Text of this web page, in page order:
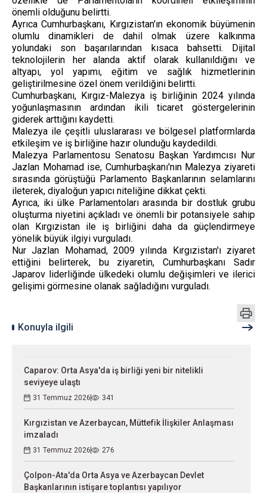
önemli olduğunu belirtti.
Ayrıca Cumhurbaşkanı, Kırgızistan'ın ekonomik büyümenin
olumlu dinamikleri de dahil olmak üzere kalkınma
yolundaki son başarılarından kısaca bahsetti. Dijital
teknolojilerin her alanda aktif olarak kullanıldığını ve
altyapı, yol yapımı, eğitim ve sağlık hizmetlerinin
geliştirilmesine özel önem verildiğini belirtti.
Cumhurbaşkanı, Kırgız-Malezya iş birliğinin 2024 yılında
yoğunlaşmasının ardından ikili ticaret göstergelerinin
giderek arttığını kaydetti.
Malezya ile çeşitli uluslararası ve bölgesel platformlarda
etkileşim ve iş birliğine hazır olunduğu kaydedildi.
Malezya Parlamentosu Senatosu Başkan Yardımcısı Nur
Jazlan Mohamad ise, Cumhurbaşkanı'nın Malezya ziyareti
sırasında görüştüğü Parlamento Başkanlarının selamlarını
ileterek, diyaloğun yapıcı niteliğine dikkat çekti.
Ayrıca, iki ülke Parlamentoları arasında bir dostluk grubu
oluşturma niyetini açıkladı ve önemli bir potansiyele sahip
olan Kırgızistan ile iş birliğini daha da güçlendirmeye
yönelik büyük ilgiyi vurguladı.
Nur Jazlan Mohamad, 2009 yılında Kırgızistan'ı ziyaret
ettiğini belirterek, bu ziyaretin, Cumhurbaşkanı Sadır
Japarov liderliğinde ülkedeki olumlu değişimleri ve ilerici
gelişimi görmesine olanak sağladığını vurguladı.
Konuyla ilgili
Caparov: Orta Asya'da iş birliği yeni bir nitelikli
seviyeye ulaştı
31 Temmuz 2026 341
Kırgızistan ve Azerbaycan, Müttefik İlişkiler Anlaşması
imzaladı
31 Temmuz 2026 276
Çolpon-Ata'da Orta Asya ve Azerbaycan Devlet
Başkanlarının istişare toplantısı yapılıyor